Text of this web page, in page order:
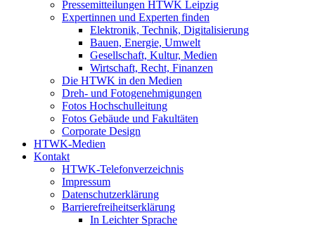
Pressemitteilungen HTWK Leipzig
Expertinnen und Experten finden
Elektronik, Technik, Digitalisierung
Bauen, Energie, Umwelt
Gesellschaft, Kultur, Medien
Wirtschaft, Recht, Finanzen
Die HTWK in den Medien
Dreh- und Fotogenehmigungen
Fotos Hochschulleitung
Fotos Gebäude und Fakultäten
Corporate Design
HTWK-Medien
Kontakt
HTWK-Telefonverzeichnis
Impressum
Datenschutzerklärung
Barrierefreiheitserklärung
In Leichter Sprache